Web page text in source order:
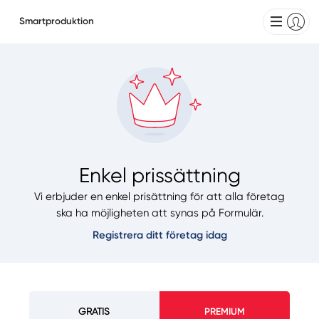
Smartproduktion
Enkel prissättning
Vi erbjuder en enkel prisättning för att alla företag
ska ha möjligheten att synas på Formulär.
Registrera ditt företag idag
GRATIS PREMIUM